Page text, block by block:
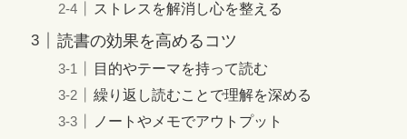
ストレスを解消し心を整える
読書の効果を高めるコツ
目的やテーマを持って読む
繰り返し読むことで理解を深める
ノートやメモでアウトプット